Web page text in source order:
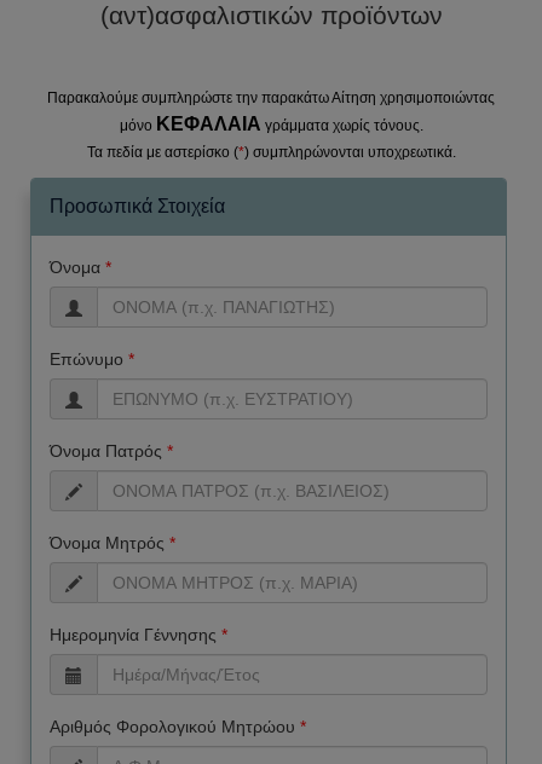
(αντ)ασφαλιστικών προϊόντων
Παρακαλούμε συμπληρώστε την παρακάτω Αίτηση χρησιμοποιώντας
μόνο ΚΕΦΑΛΑΙΑ γράμματα χωρίς τόνους.
Τα πεδία με αστερίσκο (*) συμπληρώνονται υποχρεωτικά.
Προσωπικά Στοιχεία
Όνομα *
Επώνυμο *
Όνομα Πατρός *
Όνομα Μητρός *
Ημερομηνία Γέννησης *
Αριθμός Φορολογικού Μητρώου *